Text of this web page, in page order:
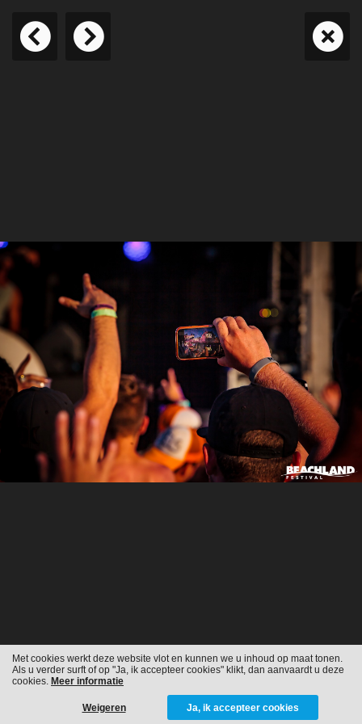
Met cookies werkt deze website vlot en kunnen we u inhoud op maat tonen.
Als u verder surft of op "Ja, ik accepteer cookies" klikt, dan aanvaardt u deze
cookies. Meer informatie
Weigeren Ja, ik accepteer cookies